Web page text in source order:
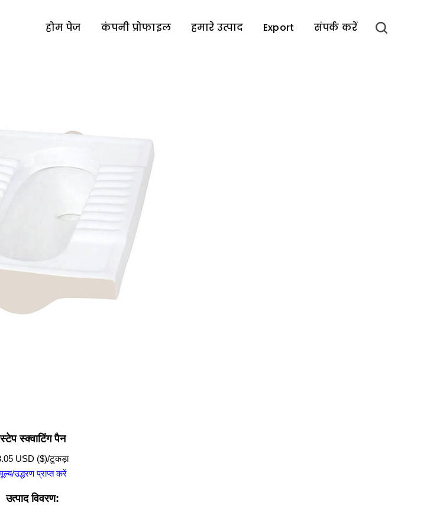
होम पेज कंपनी प्रोफाइल हमारे उत्पाद Export संपर्क करें
स्टेप स्क्वाटिंग पैन
USD ($)/टुकड़ा
उद्धरण प्राप्त करें
उत्पाद विवरण: